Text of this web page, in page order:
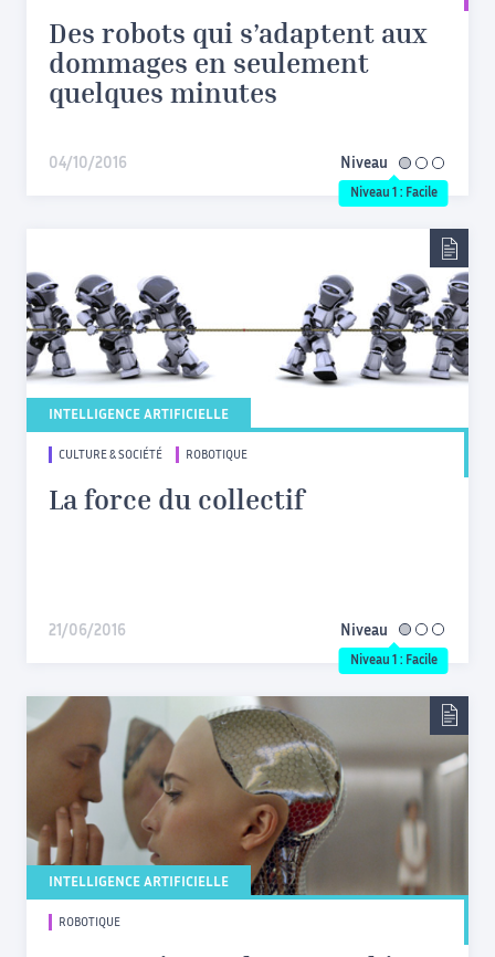
Des robots qui s’adaptent aux
dommages en seulement
quelques minutes
04/10/2016 Niveau facile
Niveau 1 : Facile
INTELLIGENCE ARTIFICIELLE
CULTURE & SOCIÉTÉ ROBOTIQUE
La force du collectif
21/06/2016 Niveau facile
Niveau 1 : Facile
INTELLIGENCE ARTIFICIELLE
ROBOTIQUE